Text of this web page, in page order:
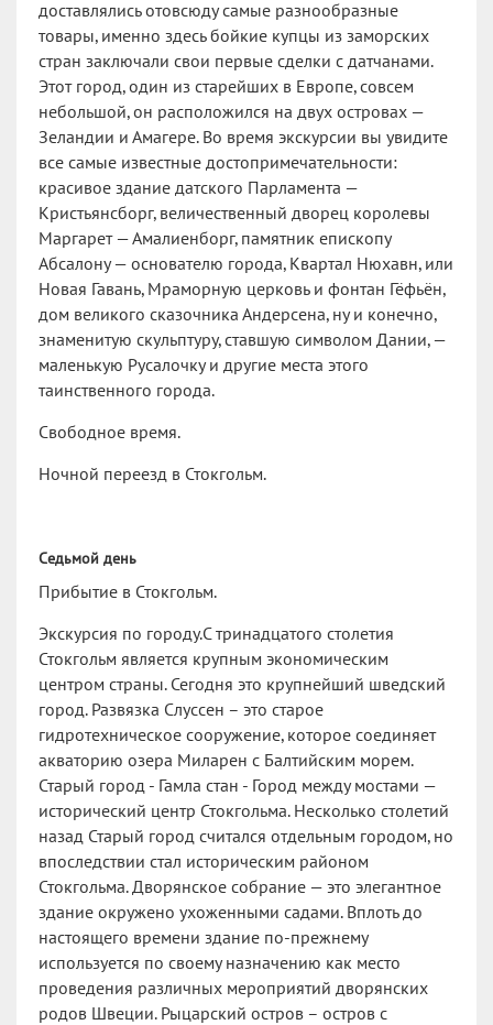
доставлялись отовсюду самые разнообразные
товары, именно здесь бойкие купцы из заморских
стран заключали свои первые сделки с датчанами.
Этот город, один из старейших в Европе, совсем
небольшой, он расположился на двух островах —
Зеландии и Амагере. Во время экскурсии вы увидите
все самые известные достопримечательности:
красивое здание датского Парламента —
Кристьянсборг, величественный дворец королевы
Маргарет — Амалиенборг, памятник епископу
Абсалону — основателю города, Квартал Нюхавн, или
Новая Гавань, Мраморную церковь и фонтан Гёфьён,
дом великого сказочника Андерсена, ну и конечно,
знаменитую скульптуру, ставшую символом Дании, —
маленькую Русалочку и другие места этого
таинственного города.
Свободное время.
Ночной переезд в Стокгольм.
Седьмой день
Прибытие в Стокгольм.
Экскурсия по городу.С тринадцатого столетия
Стокгольм является крупным экономическим
центром страны. Сегодня это крупнейший шведский
город. Развязка Слуссен – это старое
гидротехническое сооружение, которое соединяет
акваторию озера Миларен с Балтийским морем.
Старый город - Гамла стан - Город между мостами —
исторический центр Стокгольма. Несколько столетий
назад Старый город считался отдельным городом, но
впоследствии стал историческим районом
Стокгольма. Дворянское собрание — это элегантное
здание окружено ухоженными садами. Вплоть до
настоящего времени здание по-прежнему
используется по своему назначению как место
проведения различных мероприятий дворянских
родов Швеции. Рыцарский остров – остров с